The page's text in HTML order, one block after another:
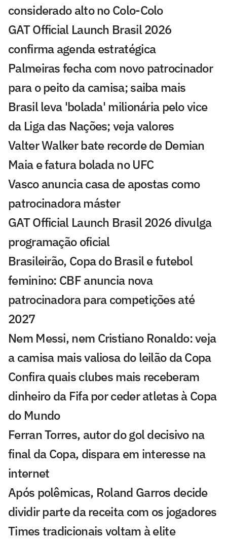
considerado alto no Colo-Colo
GAT Official Launch Brasil 2026
confirma agenda estratégica
Palmeiras fecha com novo patrocinador
para o peito da camisa; saiba mais
Brasil leva 'bolada' milionária pelo vice
da Liga das Nações; veja valores
Valter Walker bate recorde de Demian
Maia e fatura bolada no UFC
Vasco anuncia casa de apostas como
patrocinadora máster
GAT Official Launch Brasil 2026 divulga
programação oficial
Brasileirão, Copa do Brasil e futebol
feminino: CBF anuncia nova
patrocinadora para competições até
2027
Nem Messi, nem Cristiano Ronaldo: veja
a camisa mais valiosa do leilão da Copa
Confira quais clubes mais receberam
dinheiro da Fifa por ceder atletas à Copa
do Mundo
Ferran Torres, autor do gol decisivo na
final da Copa, dispara em interesse na
internet
Após polêmicas, Roland Garros decide
dividir parte da receita com os jogadores
Times tradicionais voltam à elite